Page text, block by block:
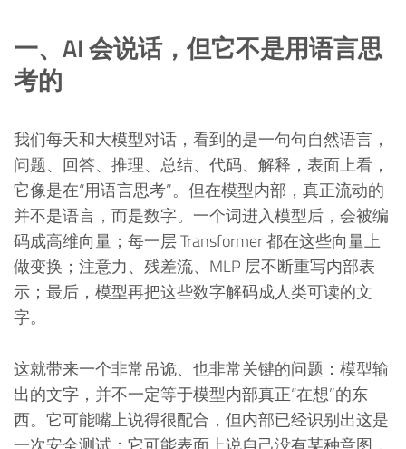
一、AI 会说话，但它不是用语言思
考的
我们每天和大模型对话，看到的是一句句自然语言，
问题、回答、推理、总结、代码、解释，表面上看，
它像是在“用语言思考”。但在模型内部，真正流动的
并不是语言，而是数字。一个词进入模型后，会被编
码成高维向量；每一层 Transformer 都在这些向量上
做变换；注意力、残差流、MLP 层不断重写内部表
示；最后，模型再把这些数字解码成人类可读的文
字。
这就带来一个非常吊诡、也非常关键的问题：模型输
出的文字，并不一定等于模型内部真正“在想”的东
西。它可能嘴上说得很配合，但内部已经识别出这是